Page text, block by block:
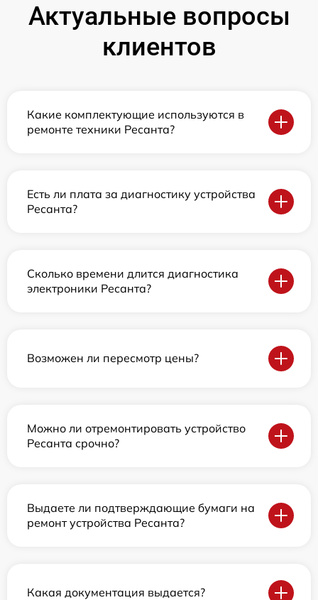
Актуальные вопросы
клиентов
Какие комплектующие используются в
ремонте техники Ресанта?
Есть ли плата за диагностику устройства
Ресанта?
Сколько времени длится диагностика
электроники Ресанта?
Возможен ли пересмотр цены?
Можно ли отремонтировать устройство
Ресанта срочно?
Выдаете ли подтверждающие бумаги на
ремонт устройства Ресанта?
Какая документация выдается?